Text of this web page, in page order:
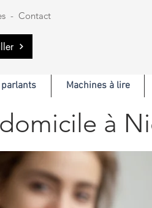
- Contact
Machines à lire
à